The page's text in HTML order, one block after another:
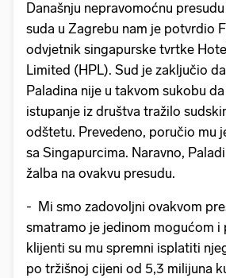
Današnju nepravomoćnu
suda u Zagrebu nam je potvrdio
odvjetnik singapurske tvrtke
Limited (HPL). Sud je zaključio
Paladina nije u takvom sukobu
istupanje iz društva tražilo
odštetu. Prevedeno, poručio mu
sa Singapurcima. Naravno,
žalba na ovakvu presudu.
- Mi smo zadovoljni ovakvom
smatramo je jedinom mogućom i
klijenti su mu spremni isplatiti
po tržišnoj cijeni od 5,3 milijuna